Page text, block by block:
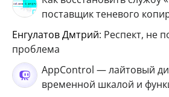
поставщик теневого
Енгулатов Дмтрий: Респект, не
проблема
AppControl — лайтовый
временной шкалой и